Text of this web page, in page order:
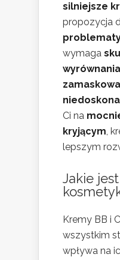
silniejsze
propozycja
wymaga
Ci na
kryjącym,
lepszym
Jakie
Kremy BB i
wszystkim
wpływa na